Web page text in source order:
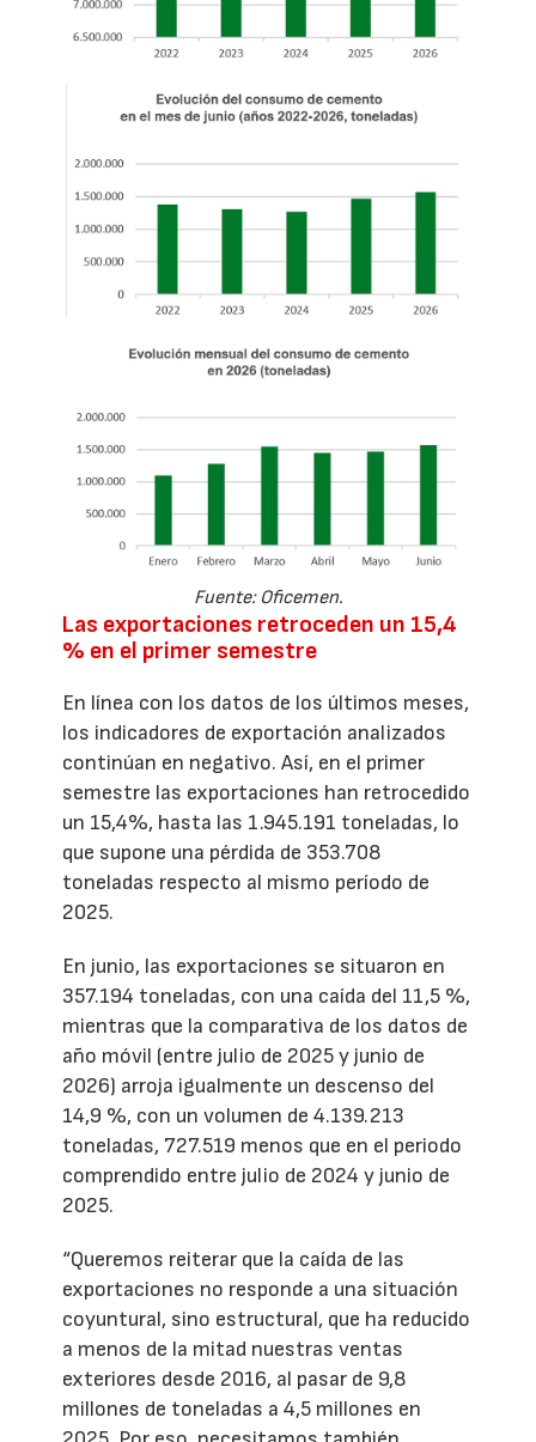
Fuente: Oficemen.
Las exportaciones retroceden un 15,4
% en el primer semestre
En línea con los datos de los últimos meses,
los indicadores de exportación analizados
continúan en negativo. Así, en el primer
semestre las exportaciones han retrocedido
un 15,4%, hasta las 1.945.191 toneladas, lo
que supone una pérdida de 353.708
toneladas respecto al mismo período de
2025.
En junio, las exportaciones se situaron en
357.194 toneladas, con una caída del 11,5 %,
mientras que la comparativa de los datos de
año móvil (entre julio de 2025 y junio de
2026) arroja igualmente un descenso del
14,9 %, con un volumen de 4.139.213
toneladas, 727.519 menos que en el periodo
comprendido entre julio de 2024 y junio de
2025.
“Queremos reiterar que la caída de las
exportaciones no responde a una situación
coyuntural, sino estructural, que ha reducido
a menos de la mitad nuestras ventas
exteriores desde 2016, al pasar de 9,8
millones de toneladas a 4,5 millones en